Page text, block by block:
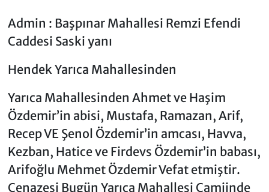
Admin : Başpınar Mahallesi Remzi Efendi
Caddesi Saski yanı
Hendek Yarıca Mahallesinden
Yarıca Mahallesinden Ahmet ve Haşim
Özdemir’in abisi, Mustafa, Ramazan, Arif,
Recep VE Şenol Özdemir’in amcası, Havva,
Kezban, Hatice ve Firdevs Özdemir’in babası,
Arifoğlu Mehmet Özdemir Vefat etmiştir.
Cenazesi Bugün Yarıca Mahallesi Camiinde